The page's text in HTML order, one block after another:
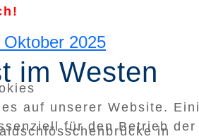
Oktober 2025
im Westen
in
auf unserer Website.
für den Betrieb der